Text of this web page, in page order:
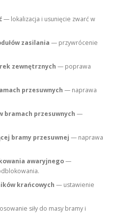
— lokalizacja i usunięcie zwarć w
zasilania — przywrócenie
zewnętrznych — poprawa
przesuwnych — naprawa
bramach przesuwnych —
bramy przesuwnej — naprawa
awaryjnego—
krańcowych — ustawienie
siły do masy bramy i